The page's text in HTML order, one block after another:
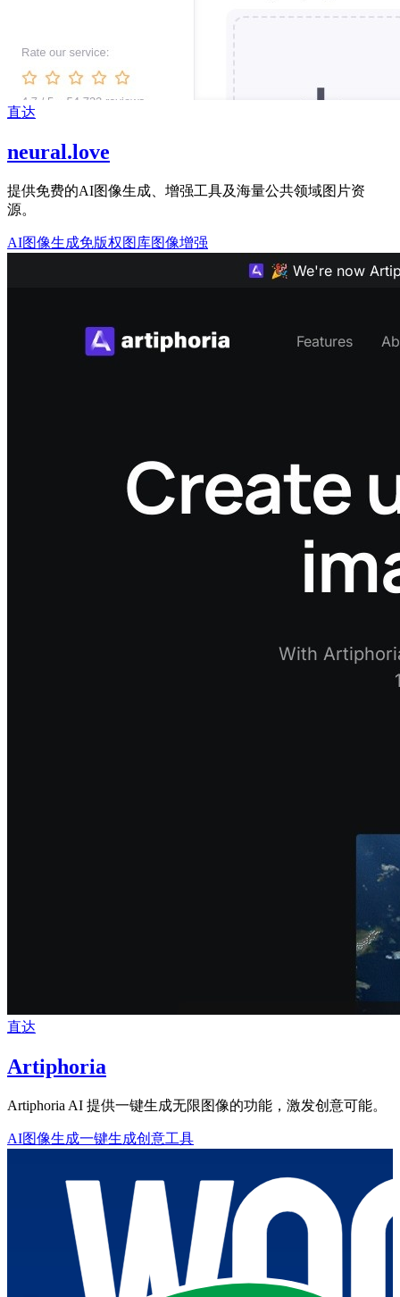
直达
neural.love
提供免费的AI图像生成、增强工具及海量公共领域图片资
源。
AI图像生成免版权图库图像增强
直达
Artiphoria
Artiphoria AI 提供一键生成无限图像的功能，激发创意可能。
AI图像生成一键生成创意工具